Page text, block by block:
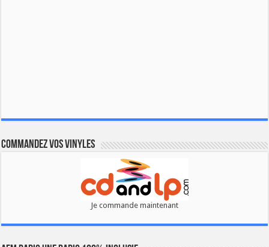
Commandez vos vinyles
Je commande maintenant